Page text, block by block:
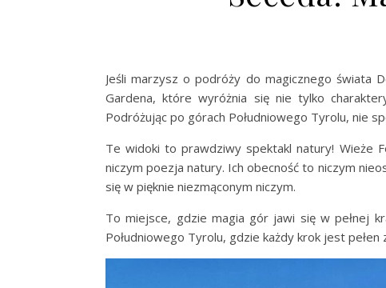
Jeśli marzysz o podróży do magicznego świata
Gardena, które wyróżnia się nie tylko
Podróżując po górach Południowego Tyrolu, nie
Te widoki to prawdziwy spektakl natury! Wieże
niczym poezja natury. Ich obecność to niczym
się w pięknie niezmąconym niczym.
To miejsce, gdzie magia gór jawi się w pełnej
Południowego Tyrolu, gdzie każdy krok jest